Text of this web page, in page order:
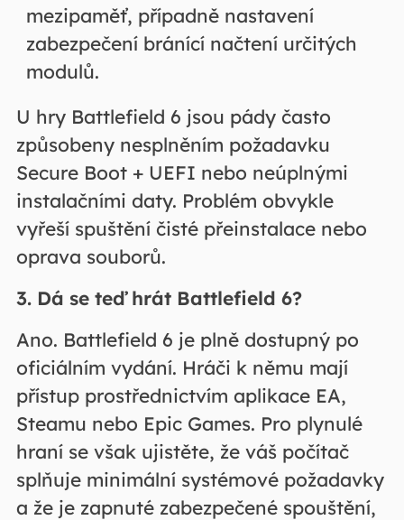
mezipaměť, případně nastavení
zabezpečení bránící načtení určitých
modulů.
U hry Battlefield 6 jsou pády často
způsobeny nesplněním požadavku
Secure Boot + UEFI nebo neúplnými
instalačními daty. Problém obvykle
vyřeší spuštění čisté přeinstalace nebo
oprava souborů.
3. Dá se teď hrát Battlefield 6?
Ano. Battlefield 6 je plně dostupný po
oficiálním vydání. Hráči k němu mají
přístup prostřednictvím aplikace EA,
Steamu nebo Epic Games. Pro plynulé
hraní se však ujistěte, že váš počítač
splňuje minimální systémové požadavky
a že je zapnuté zabezpečené spouštění,